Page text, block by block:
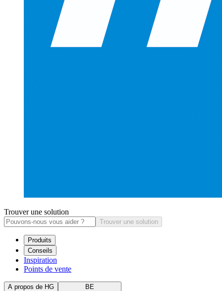
Trouver une solution
Trouver une solution
Produits
Conseils
Inspiration
Points de vente
A propos de HG BE